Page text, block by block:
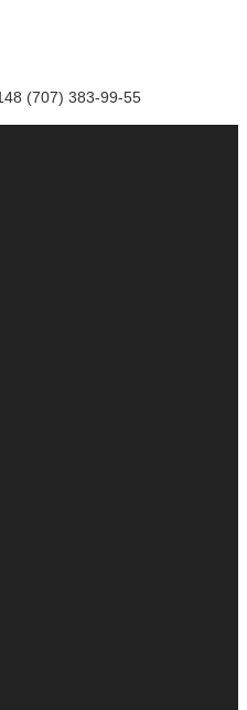
8 (707) 383-99-55